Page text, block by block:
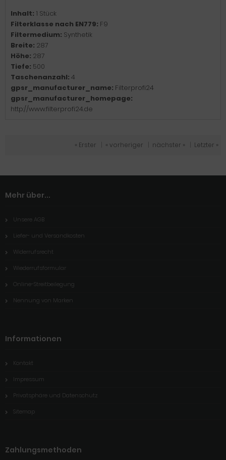
Inhalt: 1 Stück
Filterklasse nach EN779: F9
Filtermedium: Synthetik
Breite: 287
Höhe: 287
Tiefe: 500
Taschenanzahl: 4
gpsr_manufacturer_name: Filterprofi24
gpsr_manufacturer_homepage:
http://www.filterprofi24.de
« Erster « vorheriger nächster » Letzter »
Mehr über...
Unsere AGB
Liefer- und Versandkosten
Widerrufsrecht
Wiederrufsformular
Online-Streitbeilegung
Nennung von Marken
Informationen
Kontakt
Impressum
Privatsphäre und Datenschutz
Sitemap
Zahlungsmethoden